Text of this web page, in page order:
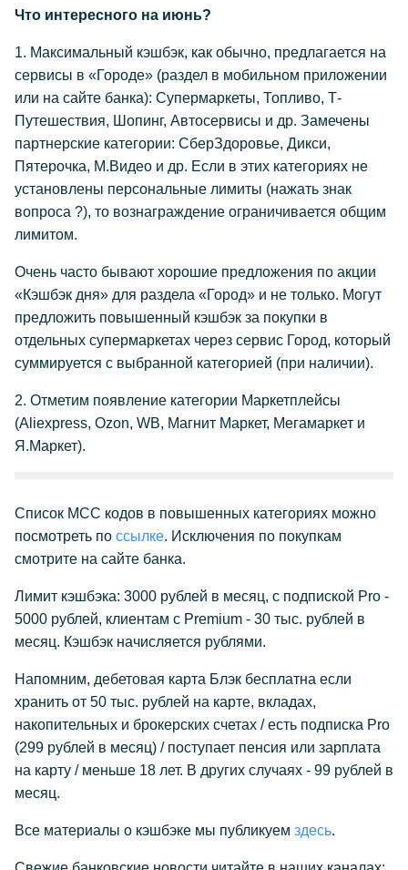
Что интересного на июнь?
1. Максимальный кэшбэк, как обычно, предлагается на
сервисы в «Городе» (раздел в мобильном приложении
или на сайте банка): Супермаркеты, Топливо, Т-
Путешествия, Шопинг, Автосервисы и др. Замечены
партнерские категории: СберЗдоровье, Дикси,
Пятерочка, М.Видео и др. Если в этих категориях не
установлены персональные лимиты (нажать знак
вопроса ?), то вознаграждение ограничивается общим
лимитом.
Очень часто бывают хорошие предложения по акции
«Кэшбэк дня» для раздела «Город» и не только. Могут
предложить повышенный кэшбэк за покупки в
отдельных супермаркетах через сервис Город, который
суммируется с выбранной категорией (при наличии).
2. Отметим появление категории Маркетплейсы
(Aliexpress, Ozon, WB, Магнит Маркет, Мегамаркет и
Я.Маркет).
Список МСС кодов в повышенных категориях можно
посмотреть по ссылке. Исключения по покупкам
смотрите на сайте банка.
Лимит кэшбэка: 3000 рублей в месяц, с подпиской Pro -
5000 рублей, клиентам с Premium - 30 тыс. рублей в
месяц. Кэшбэк начисляется рублями.
Напомним, дебетовая карта Блэк бесплатна если
хранить от 50 тыс. рублей на карте, вкладах,
накопительных и брокерских счетах / есть подписка Pro
(299 рублей в месяц) / поступает пенсия или зарплата
на карту / меньше 18 лет. В других случаях - 99 рублей в
месяц.
Все материалы о кэшбэке мы публикуем здесь.